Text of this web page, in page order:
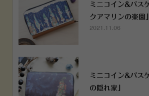
ミニコイン&パス
クアマリンの楽園」
2021.11.06
ミニコイン&パス
の隠れ家」